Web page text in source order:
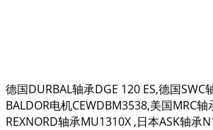
德国DURBAL轴承DGE 120 ES,德国
BALDOR电机CEWDBM3538,美国MRC
REXNORD轴承MU1310X ,日本ASK轴承